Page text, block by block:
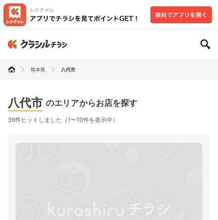
熊本県 八代市
八代市 のエリアからお店を探す
36件ヒットしました（1〜10件を表示中）